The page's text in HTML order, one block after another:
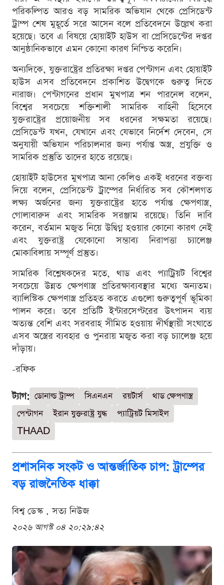
পরিকল্পিত আরও বড় সামরিক অভিযান থেকে প্রেসিডেন্ট
ট্রাম্প শেষ মুহূর্তে সরে আসেন বলে প্রতিবেদনে উল্লেখ করা
হয়েছে। তবে এ বিষয়ে হোয়াইট হাউস বা প্রেসিডেন্টের দপ্তর
আনুষ্ঠানিকভাবে এমন কোনো কারণ নিশ্চিত করেনি।
অন্যদিকে, যুক্তরাষ্ট্রের প্রতিরক্ষা দপ্তর পেন্টাগন এবং হোয়াইট
হাউস এসব প্রতিবেদনে প্রকাশিত উদ্বেগকে গুরুত্ব দিতে
নারাজ। পেন্টাগনের প্রধান মুখপাত্র শন পারনেল বলেন,
বিশ্বের সবচেয়ে শক্তিশালী সামরিক বাহিনী হিসেবে
যুক্তরাষ্ট্রের প্রয়োজনীয় সব ধরনের সক্ষমতা রয়েছে।
প্রেসিডেন্ট যখন, যেখানে এবং যেভাবে নির্দেশ দেবেন, সে
অনুযায়ী অভিযান পরিচালনার জন্য পর্যাপ্ত অস্ত্র, প্রযুক্তি ও
সামরিক প্রস্তুতি তাদের হাতে রয়েছে।
হোয়াইট হাউসের মুখপাত্র আনা কেলিও একই ধরনের বক্তব্য
দিয়ে বলেন, প্রেসিডেন্ট ট্রাম্পের নির্ধারিত সব কৌশলগত
লক্ষ্য অর্জনের জন্য যুক্তরাষ্ট্রের হাতে পর্যাপ্ত ক্ষেপণাস্ত্র,
গোলাবারুদ এবং সামরিক সরঞ্জাম রয়েছে। তিনি দাবি
করেন, বর্তমান মজুত নিয়ে উদ্বিগ্ন হওয়ার কোনো কারণ নেই
এবং যুক্তরাষ্ট্র যেকোনো সম্ভাব্য নিরাপত্তা চ্যালেঞ্জ
মোকাবিলায় সম্পূর্ণ প্রস্তুত।
সামরিক বিশ্লেষকদের মতে, থাড এবং প্যাট্রিয়ট বিশ্বের
সবচেয়ে উন্নত ক্ষেপণাস্ত্র প্রতিরক্ষাব্যবস্থার মধ্যে অন্যতম।
ব্যালিস্টিক ক্ষেপণাস্ত্র প্রতিহত করতে এগুলো গুরুত্বপূর্ণ ভূমিকা
পালন করে। তবে প্রতিটি ইন্টারসেপ্টরের উৎপাদন ব্যয়
অত্যন্ত বেশি এবং সরবরাহ সীমিত হওয়ায় দীর্ঘস্থায়ী সংঘাতে
এসব অস্ত্রের ব্যবহার ও পুনরায় মজুত করা বড় চ্যালেঞ্জ হয়ে
দাঁড়ায়।
-রফিক
ট্যাগ: ডোনাল্ড ট্রাম্প সিএনএন রয়টার্স
থাড ক্ষেপণাস্ত্র
পেন্টাগন
ইরান যুক্তরাষ্ট্র যুদ্ধ
প্যাট্রিয়ট মিসাইল
THAAD
প্রশাসনিক সংকট ও আন্তর্জাতিক চাপ: ট্রাম্পের
বড় রাজনৈতিক ধাক্কা
বিশ্ব ডেস্ক . সত্য নিউজ
২০২৬ আগস্ট ০৪ ২০:২৯:৪২